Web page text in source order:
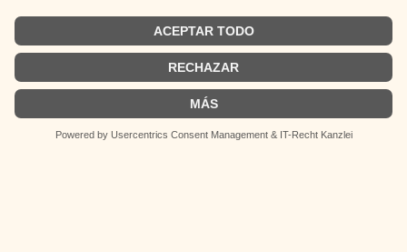
Las opiniones vertidas en los artículos de
opinión son responsabilidad exclusiva de sus
autores y no representan necesariamente la
línea editorial de Latina Magazin.
Spanish